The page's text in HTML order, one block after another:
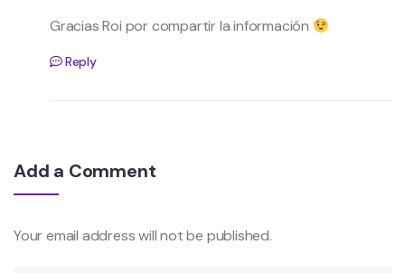
Gracias Roi por compartir la información
Reply
Add a Comment
Your email address will not be published.